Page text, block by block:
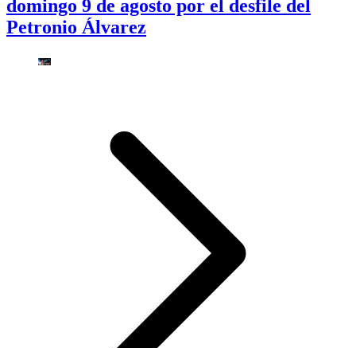
domingo 9 de agosto por el desfile del
Petronio Álvarez